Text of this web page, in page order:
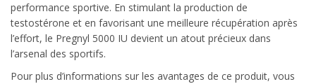
performance sportive. En stimulant la production de
testostérone et en favorisant une meilleure récupération après
l’effort, le Pregnyl 5000 IU devient un atout précieux dans
l’arsenal des sportifs.
Pour plus d’informations sur les avantages de ce produit, vous